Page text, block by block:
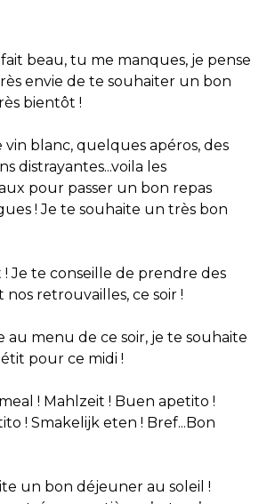
fait beau, tu me manques, je pense
très envie de te souhaiter un bon
bientôt !
vin blanc, quelques apéros, des
distrayantes...voila les
pour passer un bon repas
! Je te souhaite un très bon
Je te conseille de prendre des
nos retrouvailles, ce soir !
au menu de ce soir, je te souhaite
pour ce midi !
! Mahlzeit ! Buen apetito !
! Smakelijk eten ! Bref...Bon
un bon déjeuner au soleil !